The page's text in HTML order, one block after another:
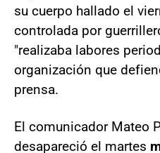
su cuerpo hallado el
controlada por
"realizaba labores
organización que
prensa.
El comunicador Mateo
desapareció el martes